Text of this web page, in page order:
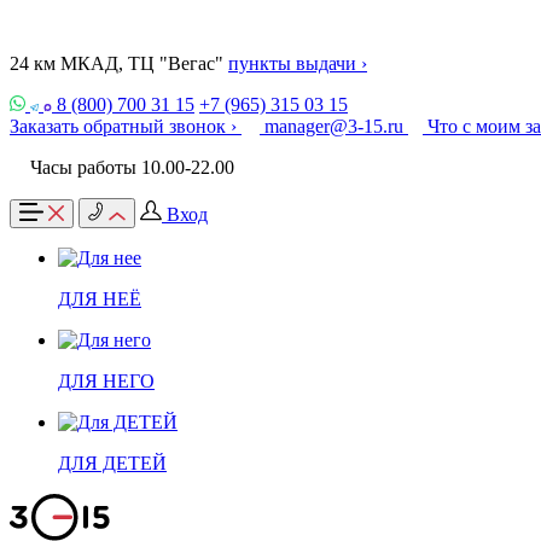
24 км МКАД, ТЦ "Вегас" пункты выдачи ›
8 (800) 700 31 15 +7 (965) 315 03 15
Заказать обратный звонок ›
manager@3-15.ru
Что с моим
Часы работы 10.00-22.00
Вход
ДЛЯ НЕЁ
ДЛЯ НЕГО
ДЛЯ ДЕТЕЙ